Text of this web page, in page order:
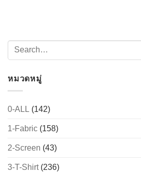
หมวดหมู่
0-ALL (142)
1-Fabric (158)
2-Screen (43)
3-T-Shirt(236)